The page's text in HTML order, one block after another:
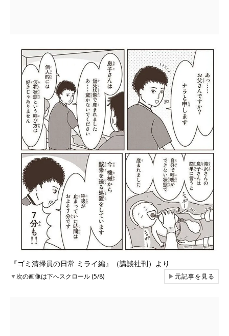
『ゴミ清掃員の日常 ミライ編』（講談社刊）より
▼次の画像は下へスクロール (5/8) ▶元記事を見る